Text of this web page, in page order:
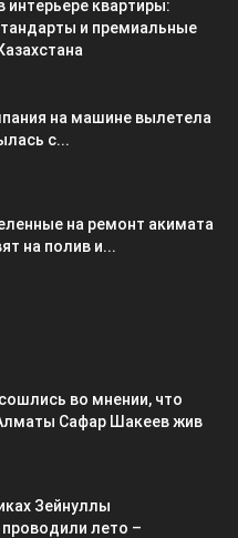
интерьере квартиры:
и премиальные
на машине вылетела
с...
на ремонт акимата
на полив и...
во мнении, что
Сафар Шакеев жив
Зейнуллы
лето –